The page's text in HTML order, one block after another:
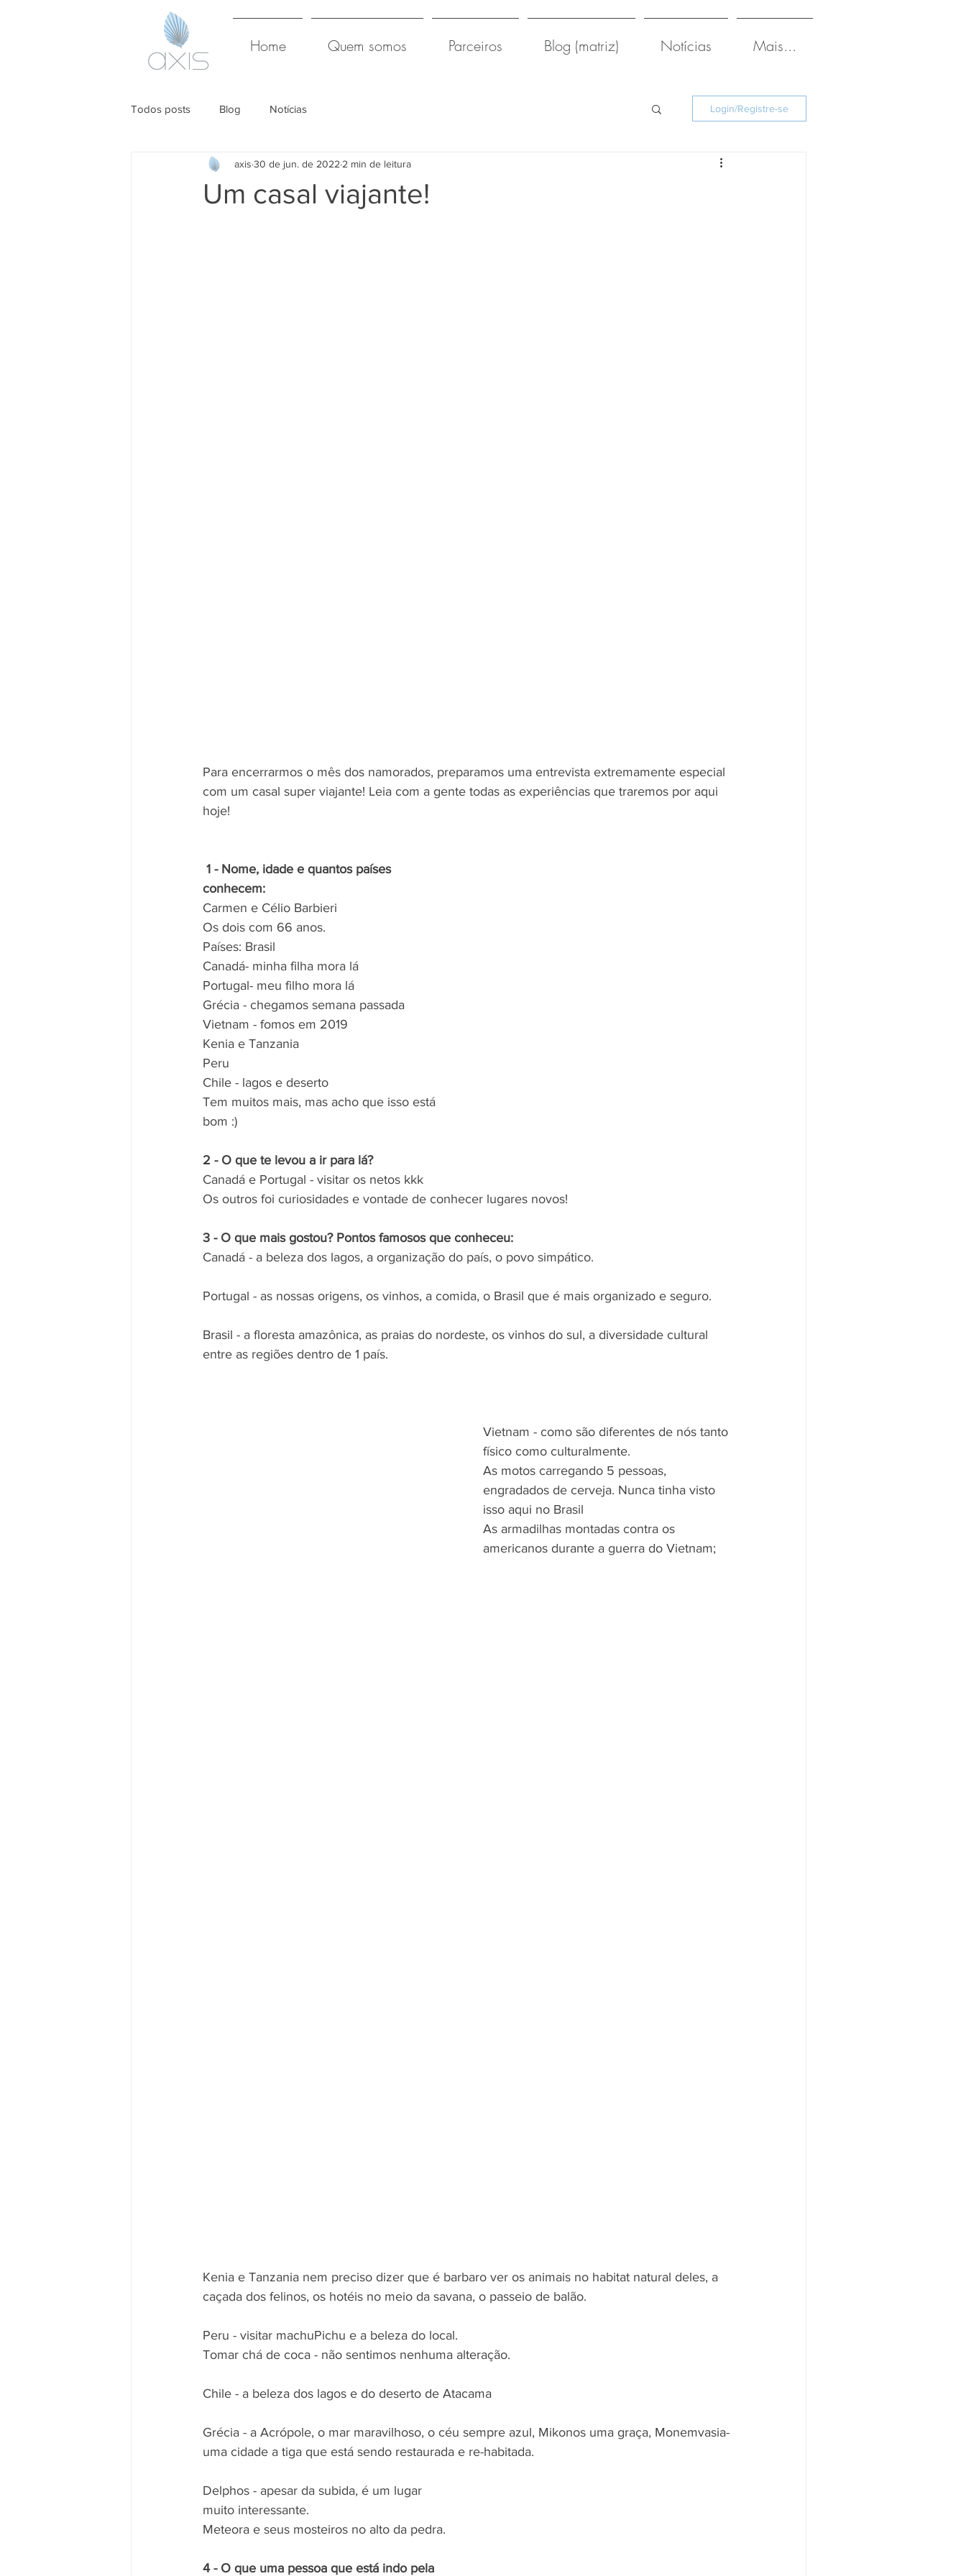
Home Quem somos Parceiros Blog (matriz) Notícias Mais...
Todos posts Blog Notícias Login/Registre-se
Um casal viajante!
axis 30 de jun. de 2022 2 min de leitura
Para encerrarmos o mês dos namorados, preparamos uma entrevista extremamente especial
com um casal super viajante! Leia com a gente todas as experiências que traremos por aqui
hoje!
conhecem:
Carmen e Célio Barbieri
Os dois com 66 anos.
Países: Brasil
Canadá- minha filha mora lá
Portugal- meu filho mora lá
Grécia - chegamos semana passada
Vietnam - fomos em 2019
Kenia e Tanzania
Peru
Chile - lagos e deserto
Tem muitos mais, mas acho que isso está
bom :)
2 - O que te levou a ir para lá?
Canadá e Portugal - visitar os netos kkk
Os outros foi curiosidades e vontade de conhecer lugares novos!
3 - O que mais gostou? Pontos famosos que conheceu:
Canadá - a beleza dos lagos, a organização do país, o povo simpático.
Portugal - as nossas origens, os vinhos, a comida, o Brasil que é mais organizado e seguro.
Brasil - a floresta amazônica, as praias do nordeste, os vinhos do sul, a diversidade cultural
entre as regiões dentro de 1 país.
Vietnam - como são diferentes de nós tanto
físico como culturalmente.
As motos carregando 5 pessoas,
engradados de cerveja. Nunca tinha visto
isso aqui no Brasil
As armadilhas montadas contra os
americanos durante a guerra do Vietnam;
Kenia e Tanzania nem preciso dizer que é barbaro ver os animais no habitat natural deles, a
caçada dos felinos, os hotéis no meio da savana, o passeio de balão.
Peru - visitar machuPichu e a beleza do local.
Tomar chá de coca - não sentimos nenhuma alteração.
Chile - a beleza dos lagos e do deserto de Atacama
Grécia - a Acrópole, o mar maravilhoso, o céu sempre azul, Mikonos uma graça, Monemvasia-
uma cidade a tiga que está sendo restaurada e re-habitada.
Delphos - apesar da subida, é um lugar
muito interessante.
Meteora e seus mosteiros no alto da pedra.
4 - O que uma pessoa que está indo pela